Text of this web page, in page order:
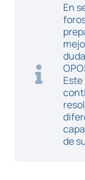
En
de